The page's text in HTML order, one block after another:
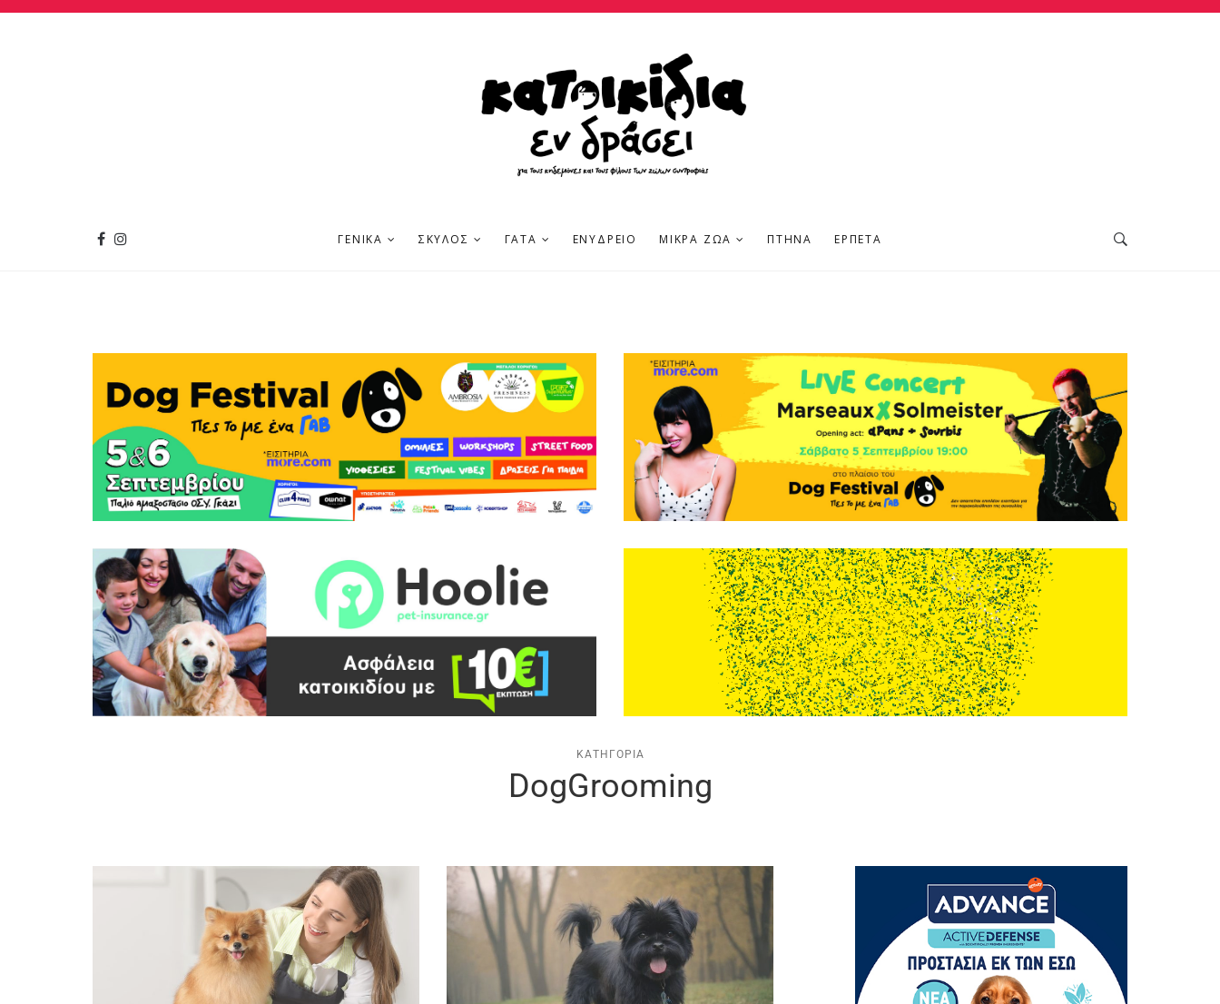
ΓΕΝΙΚΆ ΣΚΎΛΟΣ ΓΆΤΑ ΕΝΥΔΡΕΊΟ ΜΙΚΡΆ ΖΏΑ ΠΤΗΝΆ ΕΡΠΕΤΆ
ΚΑΤΗΓΟΡΊΑ
DogGrooming